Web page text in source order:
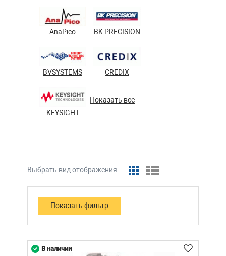
AnaPico BK PRECISION
BVSYSTEMS CREDIX
KEYSIGHT
Показать все
Выбрать вид отображения:
В наличии